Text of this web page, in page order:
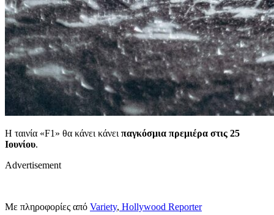
Η ταινία «F1» θα κάνει κάνει παγκόσμια πρεμιέρα στις 25
Ιουνίου.
Advertisement
Με πληροφορίες από Variety, Hollywood Reporter